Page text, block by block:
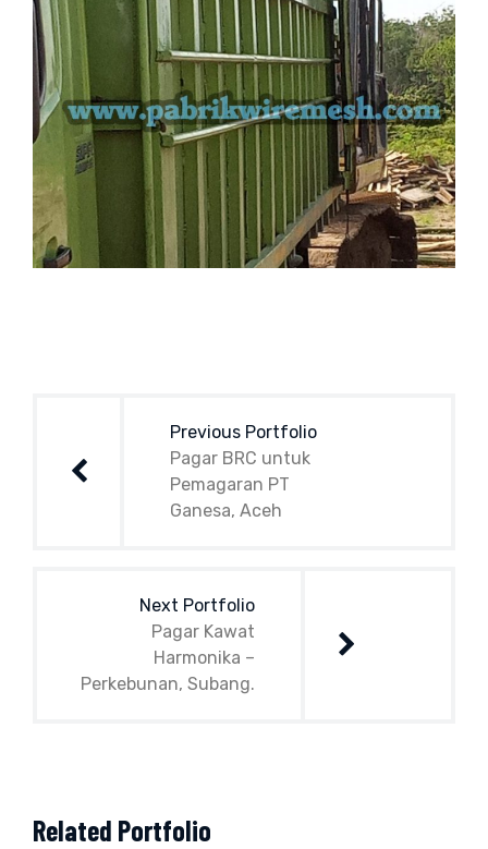
Previous Portfolio
Pagar BRC untuk
Pemagaran PT
Ganesa, Aceh
Next Portfolio
Pagar Kawat
Harmonika –
Perkebunan, Subang.
Related Portfolio